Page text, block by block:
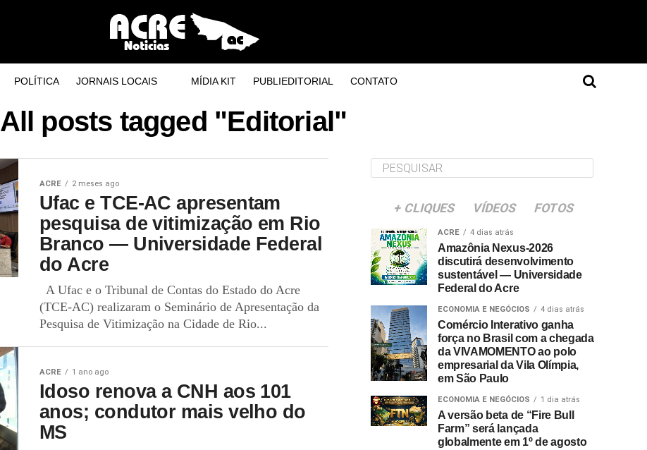
POLÍTICA JORNAIS LOCAIS MÍDIA KIT PUBLIEDITORIAL CONTATO
All posts tagged "Editorial"
ACRE 2 meses ago
Ufac e TCE-AC apresentam
pesquisa de vitimização em Rio
Branco — Universidade Federal
do Acre
A Ufac e o Tribunal de Contas do Estado do Acre
(TCE-AC) realizaram o Seminário de Apresentação da
Pesquisa de Vitimização na Cidade de Rio...
ACRE 1 ano ago
Idoso renova a CNH aos 101
anos; condutor mais velho do
MS
+ CLIQUES VÍDEOS FOTOS
ACRE 4 dias atrás
Amazônia Nexus-2026
discutirá desenvolvimento
sustentável — Universidade
Federal do Acre
ECONOMIA E NEGÓCIOS 4 dias atrás
Comércio Interativo ganha
força no Brasil com a chegada
da VIVAMOMENTO ao polo
empresarial da Vila Olímpia,
em São Paulo
ECONOMIA E NEGÓCIOS 1 dia atrás
A versão beta de “Fire Bull
Farm” será lançada
globalmente em 1º de agosto